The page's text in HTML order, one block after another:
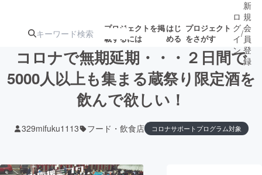
プロジェクトを掲
載するには
はじ
める
プロジェクト
をさがす
注目のリ 注目の新着プロ 募集終了が近いプ
ロ
グ
イ
ン
/
新
規
会
員
登
録
コロナで無期延期・・・２日間で
5000人以上も集まる蔵祭り限定酒を
飲んで欲しい！
329mifuku1113 フード・飲食店 コロナサポートプログラム対象